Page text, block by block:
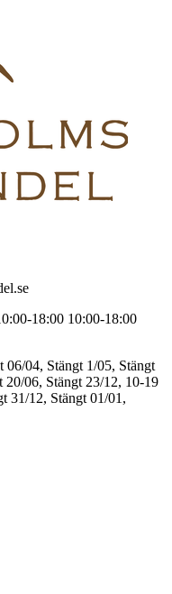
18:00 10:00-18:00
06/04, Stängt 1/05, Stängt
20/06, Stängt 23/12, 10-19
31/12, Stängt 01/01,